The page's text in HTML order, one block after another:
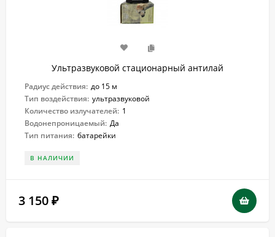
Ультразвуковой стационарный антилай
Радиус действия: до 15 м
Тип воздействия: ультразвуковой
Количество излучателей: 1
Водонепроницаемый: Да
Тип питания: батарейки
В НАЛИЧИИ
3 150 ₽